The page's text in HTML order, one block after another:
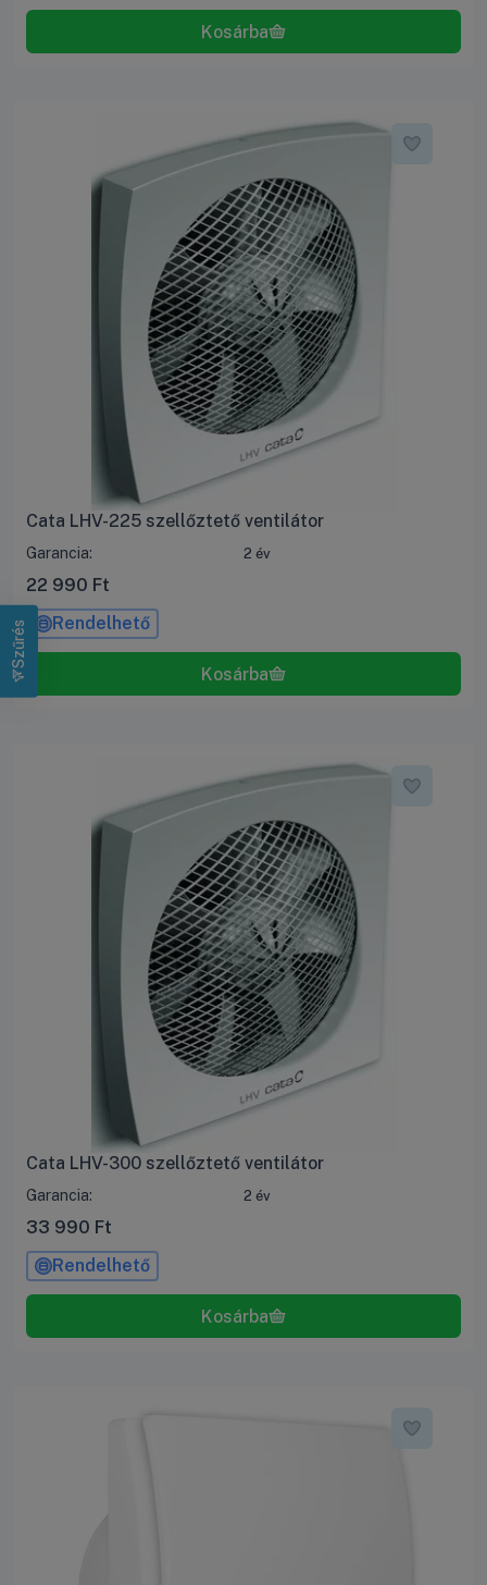
Szűrés
Cata LHV-225 szellőztető ventilátor
Garancia: 2 év
22 990 Ft
Rendelhető
Cata LHV-300 szellőztető ventilátor
Garancia: 2 év
33 990 Ft
Rendelhető